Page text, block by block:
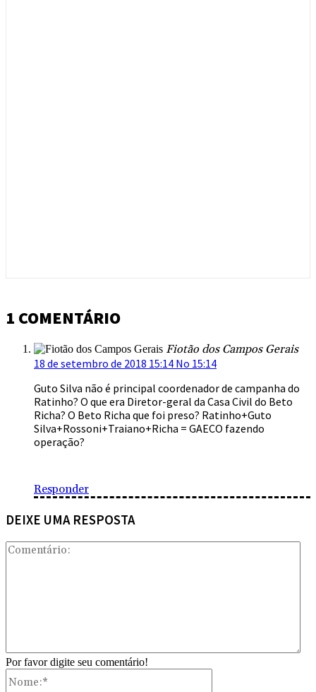
1 COMENTÁRIO
Fiotão dos Campos Gerais
18 de setembro de 2018 15:14 No 15:14
Guto Silva não é principal coordenador de campanha do
Ratinho? O que era Diretor-geral da Casa Civil do Beto
Richa? O Beto Richa que foi preso? Ratinho+Guto
Silva+Rossoni+Traiano+Richa = GAECO fazendo
operação?
Responder
DEIXE UMA RESPOSTA
Por favor digite seu comentário!